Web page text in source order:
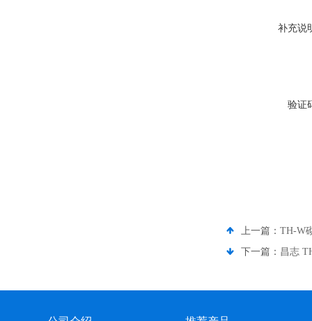
补充说
验证
上一篇： TH-W
下一篇： 昌志